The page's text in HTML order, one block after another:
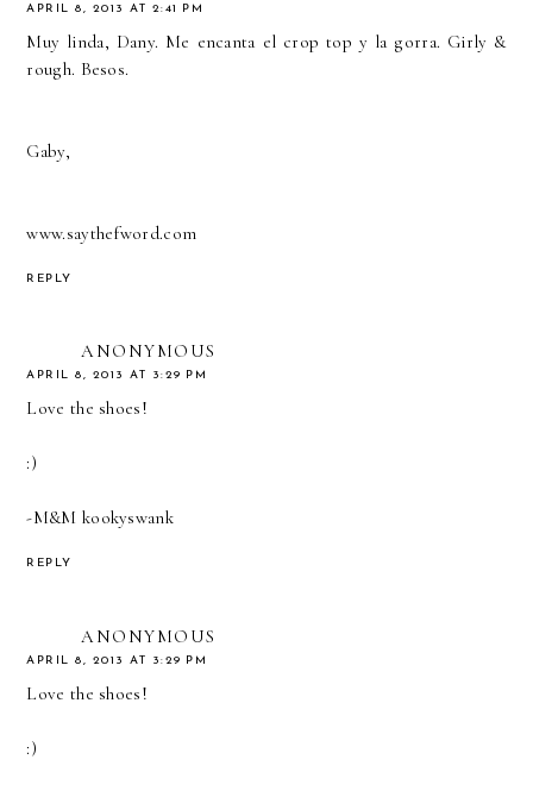
APRIL 8, 2013 AT 2:41 PM
Muy linda, Dany. Me encanta el crop top y la gorra. Girly &
rough. Besos.
Gaby,
www.saythefword.com
REPLY
ANONYMOUS
APRIL 8, 2013 AT 3:29 PM
Love the shoes!
:)
-M&M kookyswank
REPLY
ANONYMOUS
APRIL 8, 2013 AT 3:29 PM
Love the shoes!
:)